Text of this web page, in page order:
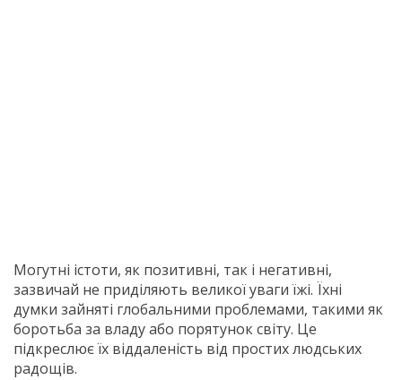
Могутні істоти, як позитивні, так і негативні,
зазвичай не приділяють великої уваги їжі. Їхні
думки зайняті глобальними проблемами, такими як
боротьба за владу або порятунок світу. Це
підкреслює їх віддаленість від простих людських
радощів.